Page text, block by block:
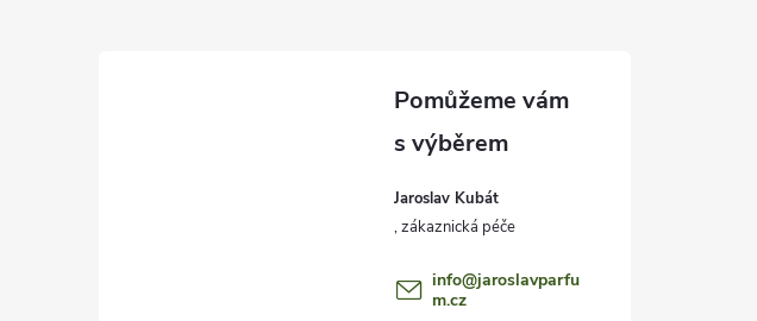
Jaroslav Kubát
info@jaroslavparfu
m.cz